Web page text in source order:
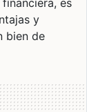
es
y
bien de